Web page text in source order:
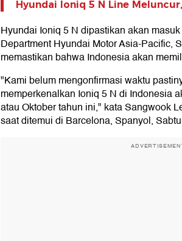
Hyundai Ioniq 5 N Line
Hyundai Ioniq 5 N dipastikan akan
Department Hyundai Motor Asia-Pacific,
memastikan bahwa Indonesia akan
"Kami belum mengonfirmasi waktu
memperkenalkan Ioniq 5 N di Indonesia
atau Oktober tahun ini," kata Sangwook
saat ditemui di Barcelona, Spanyol,